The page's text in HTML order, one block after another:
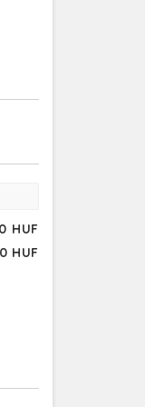
HUF
HUF